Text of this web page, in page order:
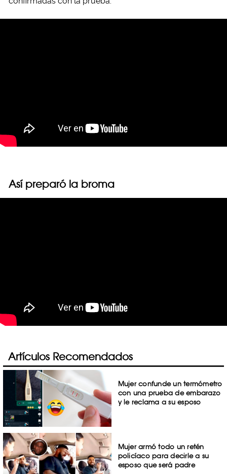
Así preparó la broma
Artículos Recomendados
Mujer confunde un termómetro
con una prueba de embarazo
y le reclama a su esposo
Mujer armó todo un retén
policíaco para decirle a su
esposo que será padre